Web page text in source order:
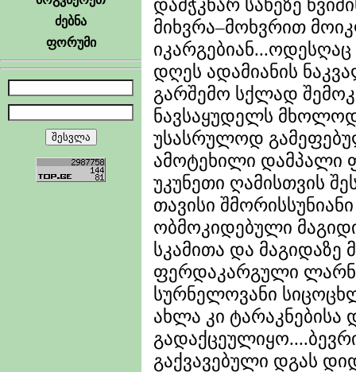
ძებნა
ფორუმი
დამჭკნარ სახეზე
მიხვრა–მოხვრით
დღეს ადამიანის
გარშემო სქლად
ნავსაყუდელს მხოლოდ
უსასრულოდ
ამოტეხილი დამპალი
უკუნეთი ღამისთვის
თავისი
ობმოკიდებული
სკამითა და
ფერდაკარგული
სურნელოვანი
ახლა კი
გაქვავებული დგას